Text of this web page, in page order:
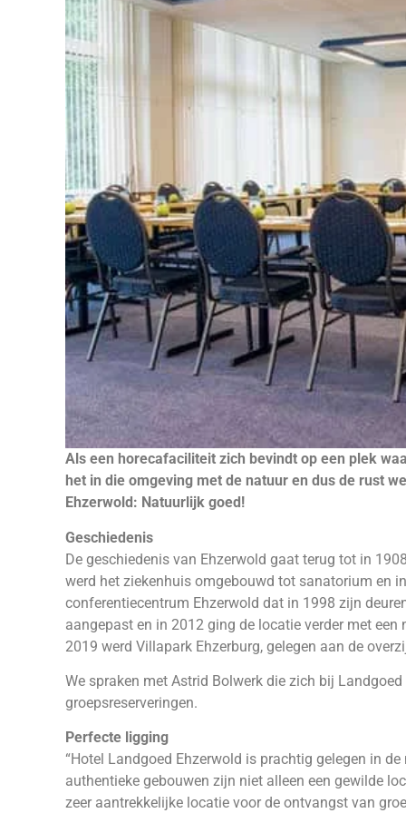
Als een horecafaciliteit zich bevindt op een plek
het in die omgeving met de natuur en dus de rust
Ehzerwold: Natuurlijk goed!
Geschiedenis
De geschiedenis van Ehzerwold gaat terug tot in
werd het ziekenhuis omgebouwd tot sanatorium en
conferentiecentrum Ehzerwold dat in 1998 zijn
aangepast en in 2012 ging de locatie verder met een
2019 werd Villapark Ehzerburg, gelegen aan de
We spraken met Astrid Bolwerk die zich bij
groepsreserveringen.
Perfecte ligging
“Hotel Landgoed Ehzerwold is prachtig gelegen in
authentieke gebouwen zijn niet alleen een gewilde
zeer aantrekkelijke locatie voor de ontvangst van